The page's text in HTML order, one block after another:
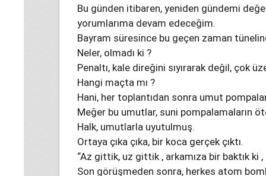
Bu günden itibaren, yeniden gündemi
yorumlarıma devam edeceğim.
Bayram süresince bu geçen zaman
Neler, olmadı ki ?
Penaltı, kale direğini sıyırarak değil, çok
Hangi maçta mı ?
Hani, her toplantıdan sonra umut
Meğer bu umutlar, suni pompalamaların
Halk, umutlarla uyutulmuş.
Ortaya çıka çıka, bir koca gerçek çıktı.
“Az gittik, uz gittik , arkamıza bir baktık ki
Son görüşmeden sonra, herkes atom